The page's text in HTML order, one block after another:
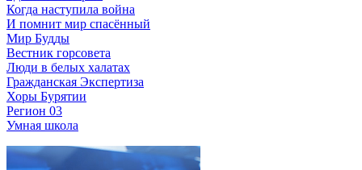
Когда наступила война
И помнит мир спасённый
Мир Будды
Вестник горсовета
Люди в белых халатах
Гражданская Экспертиза
Хоры Бурятии
Регион 03
Умная школа